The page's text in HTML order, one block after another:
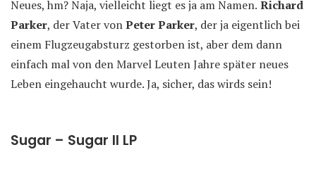
Neues, hm? Naja, vielleicht liegt es ja am Namen. Richard
Parker, der Vater vonPeter Parker, der ja eigentlich bei
einem Flugzeugabsturz gestorben ist, aber dem dann
einfach mal von den Marvel Leuten Jahre später neues
Leben eingehaucht wurde. Ja, sicher, das wirds sein!
Sugar – Sugar II LP